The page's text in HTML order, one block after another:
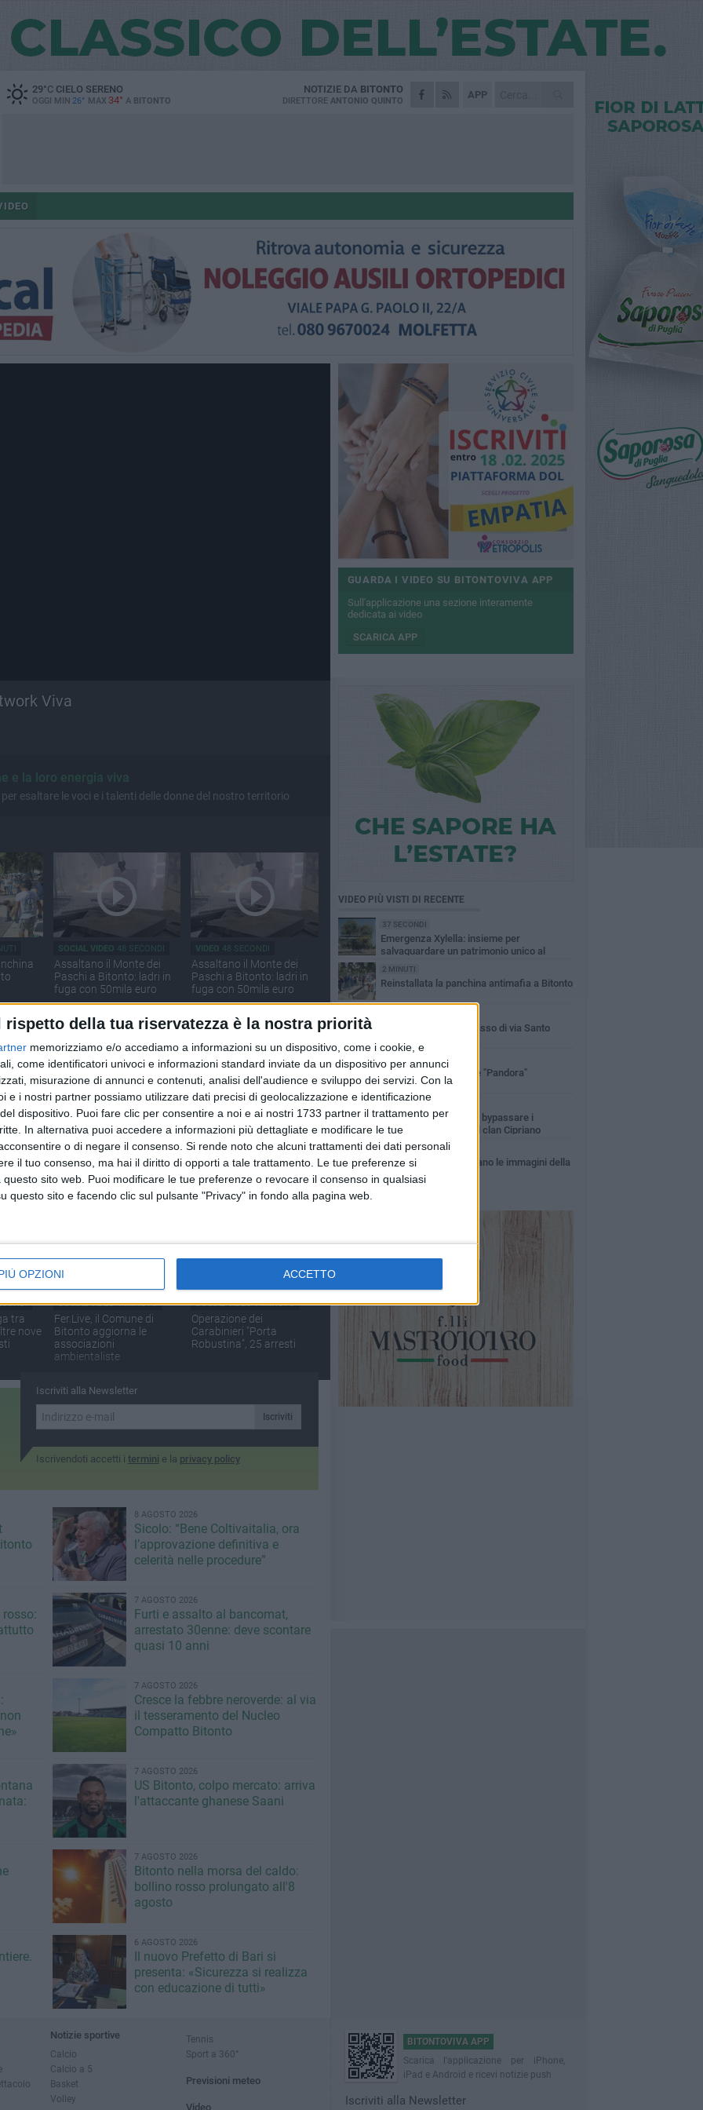
rispetto della tua riservatezza è la nostra priorità
memorizziamo e/o accediamo a informazioni su un dispositivo, come i cookie, e
come identificatori univoci e informazioni standard inviate da un dispositivo per annunci
misurazione di annunci e contenuti, analisi dell'audience e sviluppo dei servizi. Con la
e i nostri partner possiamo utilizzare dati precisi di geolocalizzazione e identificazione
dispositivo. Puoi fare clic per consentire a noi e ai nostri 1733 partner il trattamento per
In alternativa puoi accedere a informazioni più dettagliate e modificare le tue
o di negare il consenso. Si rende noto che alcuni trattamenti dei dati personali
il tuo consenso, ma hai il diritto di opporti a tale trattamento. Le tue preferenze si
sito web. Puoi modificare le tue preferenze o revocare il consenso in qualsiasi
questo sito e facendo clic sul pulsante "Privacy" in fondo alla pagina web.
OPZIONI ACCETTO
29°CCIELO SERENO
OGGI MIN 26° MAX 34° A BITONTO
APP
NOTIZIE DA BITONTO
DIRETTORE ANTONIO QUINTO
Viva
e la loro energia viva
esaltare le voci e i talenti delle donne del nostro territorio
SOCIAL VIDEO 48 SECONDI
Assaltano il Monte dei
Paschi a Bitonto: ladri in
fuga con 50mila euro
VIDEO 48 SECONDI
Assaltano il Monte dei
Paschi a Bitonto: ladri in
fuga con 50mila euro
19
SOCIAL VIDEO 1 MINUTO
Inaugurati i nuovi treni di
Ferrotramviaria
SOCIAL VIDEO35 SECONDI
Il Bitonto calcio a 5
femminile festeggia lo
scudetto
tra
nove
SOCIAL VIDEO1 MINUTO
Fer.Live, il Comune di
Bitonto aggiorna le
associazioni
ambientaliste
SOCIAL VIDEO1 MINUTO
Operazione dei
Carabinieri "Porta
Robustina", 25 arresti
Iscriviti alla Newsletter
Iscriviti
Iscrivendoti accetti i termini e la privacy policy
8 AGOSTO 2026
Sicolo: “Bene Coltivaitalia, ora
l’approvazione definitiva e
celerità nelle procedure”
7 AGOSTO 2026
Furti e assalto al bancomat,
arrestato 30enne: deve scontare
quasi 10 anni
7 AGOSTO 2026
Cresce la febbre neroverde: al via
il tesseramento del Nucleo
Compatto Bitonto
7 AGOSTO 2026
US Bitonto, colpo mercato: arriva
l'attaccante ghanese Saani
7 AGOSTO 2026
Bitonto nella morsa del caldo:
bollino rosso prolungato all'8
agosto
6 AGOSTO 2026
Il nuovo Prefetto di Bari si
presenta: «Sicurezza si realizza
con educazione di tutti»
GUARDA I VIDEO SU BITONTOVIVA APP
Sull'applicazione una sezione interamente
dedicata ai video
SCARICA APP
VIDEO PIÙ VISTI DI RECENTE
37 SECONDI
Emergenza Xylella: insieme per
salvaguardare un patrimonio unico al
mondo
2 MINUTI
Reinstallata la panchina antimafia a Bitonto
Partiti lavori al sottopasso di via Santo
Spirito a Bitonto
Il video dell'operazione "Pandora"
1 MINUTO
Spaccio fuori città per bypassare i
controlli, 19 arresti nel clan Cipriano
8 MINUTI
Canile di Bitonto: arrivano le immagini della
Cooperativa Tasha
Notizie sportive
Calcio
Calcio a 5
Basket
Volley
Tennis
Sport a 360°
Previsioni meteo
Video
BITONTOVIVA APP
Scarica l'applicazione per iPhone,
iPad e Android e ricevi notizie push
Iscriviti alla Newsletter